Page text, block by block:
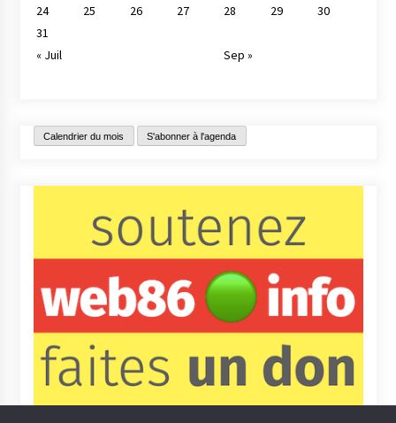
24
25 26 27 28 29
30
31
« Juil
Sep »
Calendrier du mois S'abonner à l'agenda